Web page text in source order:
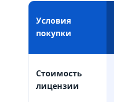
Условия
покупки
Стоимость
лицензии